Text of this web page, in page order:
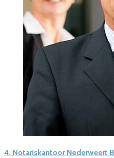
4. Notariskantoor Nederweert